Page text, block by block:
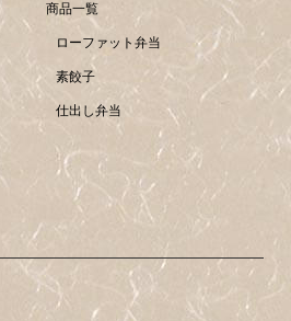
商品一覧
ローファット弁当
素餃子
仕出し弁当